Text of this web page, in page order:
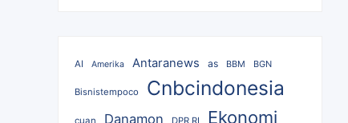
AI Amerika Antaranews as BBM BGN
Bisnistempoco Cnbcindonesia
cuan Danamon DPR RI Ekonomi